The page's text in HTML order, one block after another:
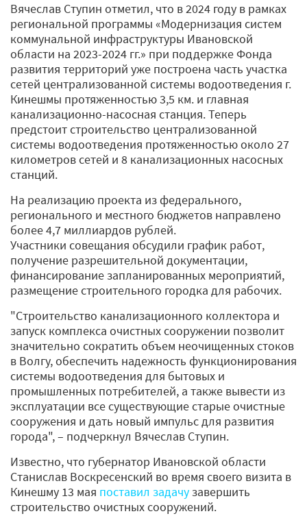
Вячеслав Ступин отметил, что в 2024 году в рамках
региональной программы «Модернизация систем
коммунальной инфраструктуры Ивановской
области на 2023-2024 гг.» при поддержке Фонда
развития территорий уже построена часть участка
сетей централизованной системы водоотведения г.
Кинешмы протяженностью 3,5 км. и главная
канализационно-насосная станция. Теперь
предстоит строительство централизованной
системы водоотведения протяженностью около 27
километров сетей и 8 канализационных насосных
станций.
На реализацию проекта из федерального,
регионального и местного бюджетов направлено
более 4,7 миллиардов рублей.
Участники совещания обсудили график работ,
получение разрешительной документации,
финансирование запланированных мероприятий,
размещение строительного городка для рабочих.
"Строительство канализационного коллектора и
запуск комплекса очистных сооружении позволит
значительно сократить объем неочищенных стоков
в Волгу, обеспечить надежность функционирования
системы водоотведения для бытовых и
промышленных потребителей, а также вывести из
эксплуатации все существующие старые очистные
сооружения и дать новый импульс для развития
города", – подчеркнул Вячеслав Ступин.
Известно, что губернатор Ивановской области
Станислав Воскресенский во время своего визита в
Кинешму 13 мая поставил задачу завершить
строительство очистных сооружений.